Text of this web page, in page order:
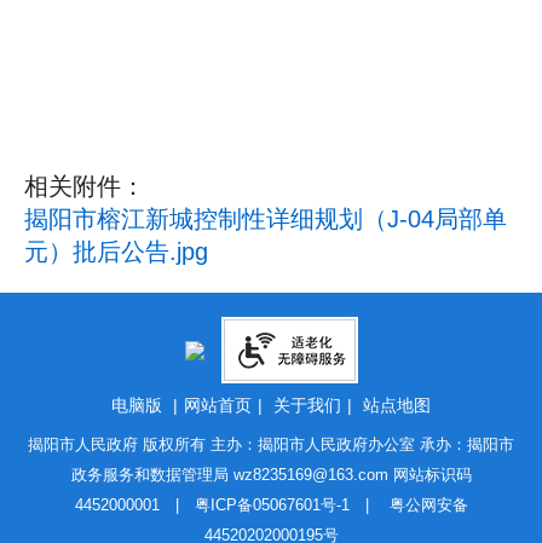
相关附件：
揭阳市榕江新城控制性详细规划（J-04局部单
元）批后公告.jpg
电脑版 | 网站首页 | 关于我们 | 站点地图
揭阳市人民政府 版权所有 主办：揭阳市人民政府办公室 承办：揭阳市
政务服务和数据管理局 wz8235169@163.com 网站标识码
4452000001 | 粤ICP备05067601号-1| 粤公网安备
44520202000195号